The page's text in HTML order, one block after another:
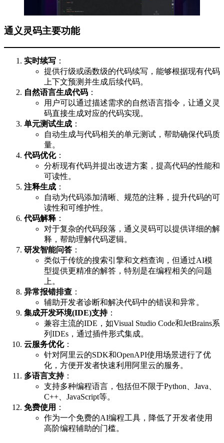
通义灵码主要功能
实时续写 ：
提供行级或函数级的代码续写，能够根据现有代码
上下文预测并生成后续代码。
自然语言生成代码 ：
用户可以通过描述需求的自然语言指令，让通义灵
码直接生成对应的代码实现。
单元测试生成 ：
自动生成与代码相关的单元测试，帮助确保代码质
量。
代码优化：
分析现有代码并提出改进方案，提高代码的性能和
可读性。
注释生成 ：
自动为代码添加清晰、规范的注释，提升代码的可
读性和可维护性。
代码解释 ：
对于复杂的代码段落，通义灵码可以提供详细的解
释，帮助理解代码逻辑。
研发智能问答 ：
类似于传统的搜索引擎和文档查询，但通过AI模
型提供更精准的解答，特别是在编程相关的问题
上。
异常报错排查 ：
辅助开发者诊断和解决代码中的错误和异常。
集成开发环境(IDE)支持：
兼容主流的IDE，如Visual Studio Code和JetBrains系
列IDEs，通过插件形式集成。
云服务优化：
针对阿里云的SDK和OpenAPI使用场景进行了优
化，方便开发者快速利用阿里云的服务。
多语言支持：
支持多种编程语言，包括但不限于Python、Java、
C++、JavaScript等。
免费使用 ：
作为一个免费的AI编程工具，降低了开发者使用
高阶编程辅助的门槛。